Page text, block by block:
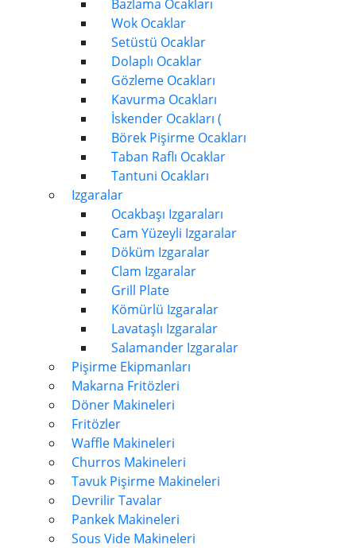
Bazlama Ocakları
Wok Ocaklar
Setüstü Ocaklar
Dolaplı Ocaklar
Gözleme Ocakları
Kavurma Ocakları
İskender Ocakları (
Börek Pişirme Ocakları
Taban Raflı Ocaklar
Tantuni Ocakları
Izgaralar
Ocakbaşı Izgaraları
Cam Yüzeyli Izgaralar
Döküm Izgaralar
Clam Izgaralar
Grill Plate
Kömürlü Izgaralar
Lavataşlı Izgaralar
Salamander Izgaralar
Pişirme Ekipmanları
Makarna Fritözleri
Döner Makineleri
Fritözler
Waffle Makineleri
Churros Makineleri
Tavuk Pişirme Makineleri
Devrilir Tavalar
Pankek Makineleri
Sous Vide Makineleri